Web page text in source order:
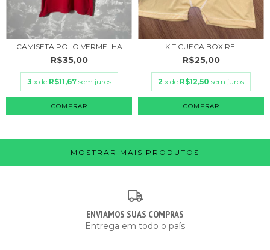
CAMISETA POLO VERMELHA
R$35,00
3 x de R$11,67 sem juros
COMPRAR
KIT CUECA BOX REI
R$25,00
2 x de R$12,50 sem juros
COMPRAR
MOSTRAR MAIS PRODUTOS
ENVIAMOS SUAS COMPRAS
Entrega em todo o país